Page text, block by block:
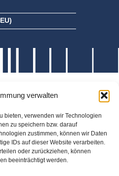
verwalten
bieten, verwenden wir Technologien
zu speichern bzw. darauf
zustimmen, können wir Daten
IDs auf dieser Website verarbeiten.
oder zurückziehen, können
beeinträchtigt werden.